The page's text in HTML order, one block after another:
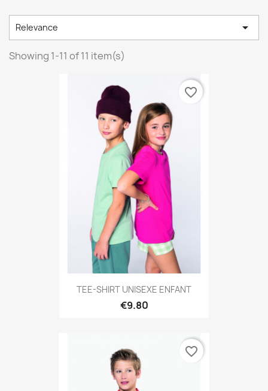
Relevance 
Showing 1-11 of 11 item(s)
TEE-SHIRT UNISEXE ENFANT
€9.80
favorite_border
favorite_border